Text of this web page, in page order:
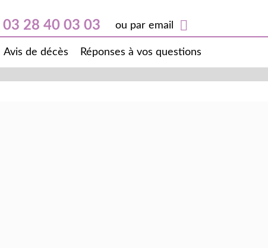
03 28 40 03 03 ou par email
Avis de décès Réponses à vos questions